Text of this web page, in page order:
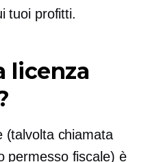
tuoi profitti.
licenza
(talvolta chiamata
permesso fiscale) è